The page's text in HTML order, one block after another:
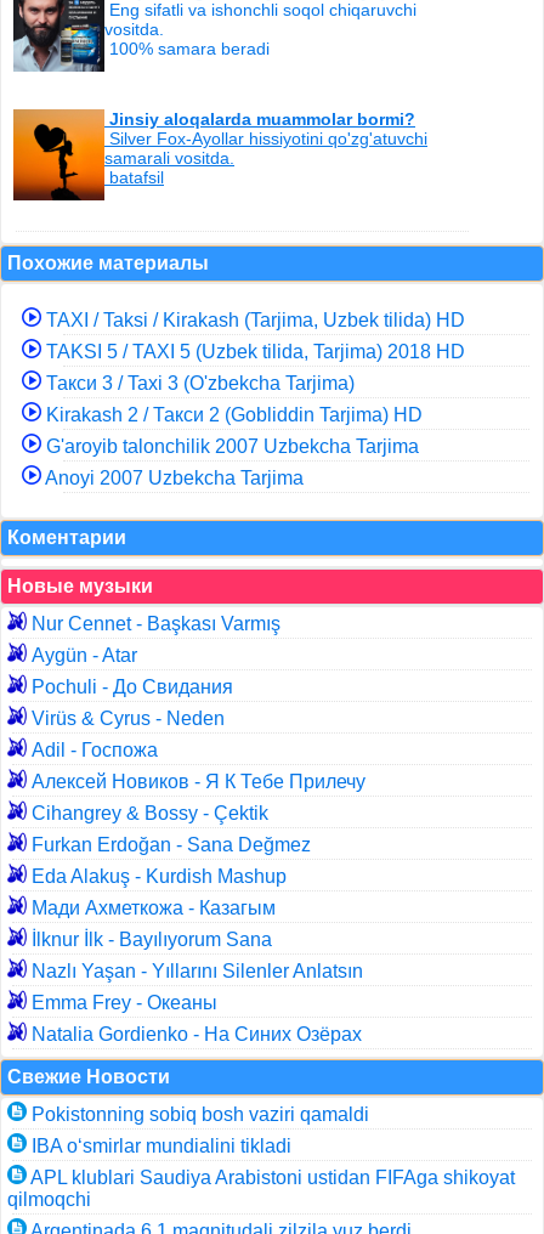
Eng sifatli va ishonchli soqol chiqaruvchi
vositda.
100% samara beradi
Jinsiy aloqalarda muammolar bormi?
Silver Fox-Ayollar hissiyotini qo'zg'atuvchi
samarali vositda.
batafsil
Похожие материалы
TAXI / Taksi / Kirakash (Tarjima, Uzbek tilida) HD
TAKSI 5 / TAXI 5 (Uzbek tilida, Tarjima) 2018 HD
Такси 3 / Taxi 3 (O'zbekcha Tarjima)
Kirakash 2 / Такси 2 (Gobliddin Tarjima) HD
G'aroyib talonchilik 2007 Uzbekcha Tarjima
Anoyi 2007 Uzbekcha Tarjima
Коментарии
Новые музыки
Nur Cennet - Başkası Varmış
Aygün - Atar
Pochuli - До Свидания
Virüs & Cyrus - Neden
Adil - Госпожа
Алексей Новиков - Я К Тебе Прилечу
Cihangrey & Bossy - Çektik
Furkan Erdoğan - Sana Değmez
Eda Alakuş - Kurdish Mashup
Мади Ахметкожа - Казагым
İlknur İlk - Bayılıyorum Sana
Nazlı Yaşan - Yıllarını Silenler Anlatsın
Emma Frey - Океаны
Natalia Gordienko - На Синих Озёрах
Свежие Новости
Pokistonning sobiq bosh vaziri qamaldi
IBA o‘smirlar mundialini tikladi
APL klublari Saudiya Arabistoni ustidan FIFAga shikoyat
qilmoqchi